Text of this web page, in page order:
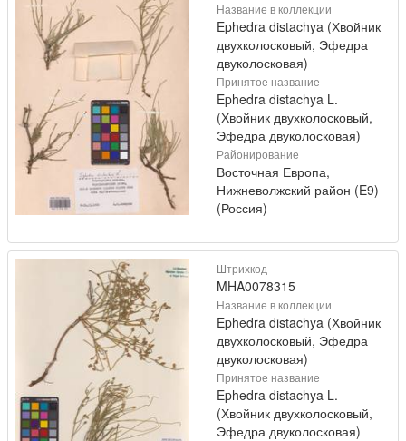
Название в коллекции
Ephedra distachya (Хвойник
двухколосковый, Эфедра
двуколосковая)
Принятое название
Ephedra distachya L.
(Хвойник двухколосковый,
Эфедра двуколосковая)
Районирование
Восточная Европа,
Нижневолжский район (E9)
(Россия)
Штрихкод
MHA0078315
Название в коллекции
Ephedra distachya (Хвойник
двухколосковый, Эфедра
двуколосковая)
Принятое название
Ephedra distachya L.
(Хвойник двухколосковый,
Эфедра двуколосковая)